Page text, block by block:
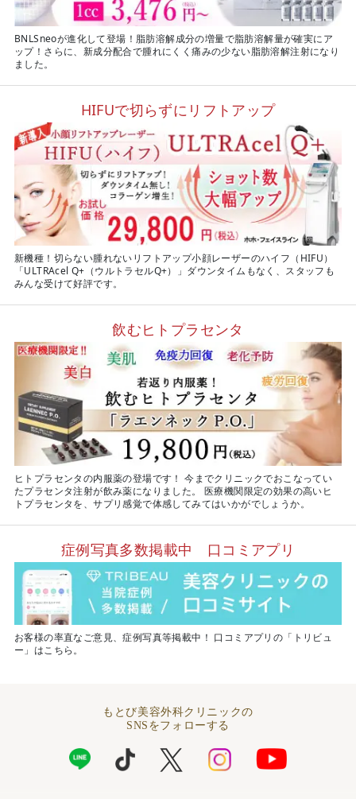
BNLSneoが進化して登場！脂肪溶解成分の増量で脂肪溶解量が確実にア
ップ！さらに、新成分配合で腫れにくく痛みの少ない脂肪溶解注射になり
ました。
HIFUで切らずにリフトアップ
新機種！切らない腫れないリフトアップ小顔レーザーのハイフ（HIFU）
「ULTRAcel Q+（ウルトラセルQ+）」ダウンタイムもなく、スタッフも
みんな受けて好評です。
飲むヒトプラセンタ
ヒトプラセンタの内服薬の登場です！ 今までクリニックでおこなってい
たプラセンタ注射が飲み薬になりました。 医療機関限定の効果の高いヒ
トプラセンタを、サプリ感覚で体感してみてはいかがでしょうか。
症例写真多数掲載中 口コミアプリ
お客様の率直なご意見、症例写真等掲載中！ 口コミアプリの「トリビュ
ー」はこちら。
もとび美容外科クリニックの
SNSをフォローする